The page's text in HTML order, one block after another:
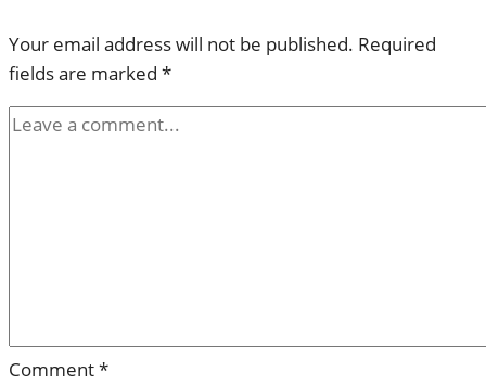
Your email address will not be published. Required
fields are marked *
Comment*